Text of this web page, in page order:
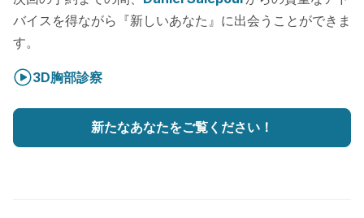
バイスを得ながら『新しいあなた』に出会うことができま
す。
3D胸部診察
新たなあなたをご覧ください！